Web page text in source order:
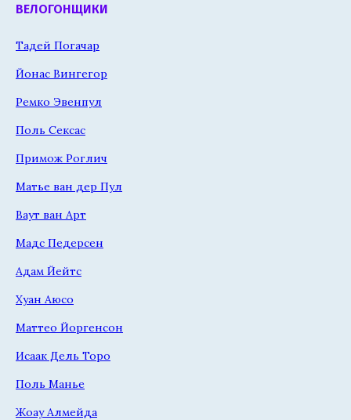
ВЕЛОГОНЩИКИ
Тадей Погачар
Йонас Вингегор
Ремко Эвенпул
Поль Сексас
Примож Роглич
Матье ван дер Пул
Ваут ван Арт
Мадс Педерсен
Адам Йейтс
Хуан Аюсо
Маттео Йоргенсон
Исаак Дель Торо
Поль Манье
Жоау Алмейда